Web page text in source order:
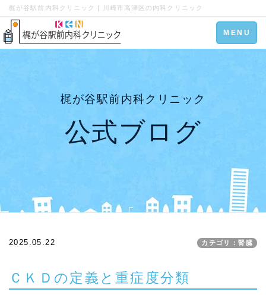
梶が谷駅前内科クリニック | 川崎市高津区の内科クリニック
Toggle
navigation
MENU
梶が谷駅前内科クリニック
公式ブログ
2025.05.22 カテゴリ：腎臓
ＣＫＤの定義と重症度分類